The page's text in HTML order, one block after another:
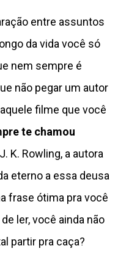
entre assuntos
da vida você só
nem sempre é
não pegar um autor
filme que você
te chamou
K. Rowling, a autora
eterno a essa deusa
frase ótima pra você
ler, você ainda não
partir pra caça?